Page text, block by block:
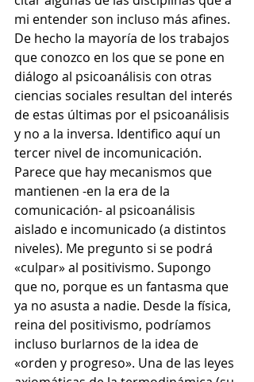
mi entender son incluso más afines.
De hecho la mayoría de los trabajos
que conozco en los que se pone en
diálogo al psicoanálisis con otras
ciencias sociales resultan del interés
de estas últimas por el psicoanálisis
y no a la inversa. Identifico aquí un
tercer nivel de incomunicación.
Parece que hay mecanismos que
mantienen -en la era de la
comunicación- al psicoanálisis
aislado e incomunicado (a distintos
niveles). Me pregunto si se podrá
«culpar» al positivismo. Supongo
que no, porque es un fantasma que
ya no asusta a nadie. Desde la física,
reina del positivismo, podríamos
incluso burlarnos de la idea de
«orden y progreso». Una de las leyes